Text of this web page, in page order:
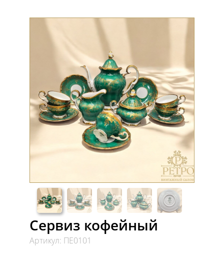
Сервиз кофейный
Артикул: ПЕ0101